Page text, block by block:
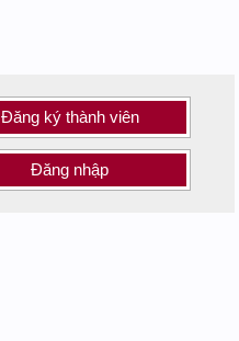
Đăng ký thành viên
Đăng nhập